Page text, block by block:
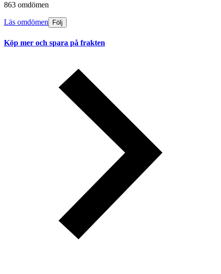
863 omdömen
Läs omdömen Följ
Köp mer och spara på frakten